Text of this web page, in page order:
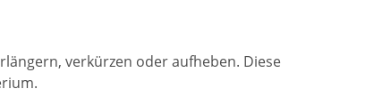
verkürzen oder aufheben. Diese